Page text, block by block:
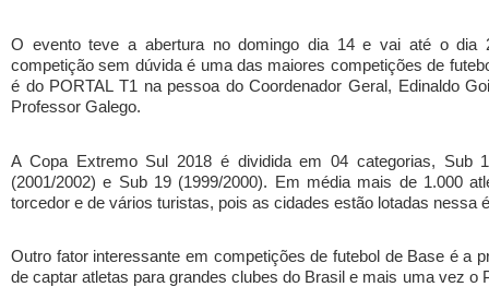
O evento teve a abertura no domingo dia 14 e vai até o dia
competição sem dúvida é uma das maiores competições de
é do PORTAL T1 na pessoa do Coordenador Geral, Edinaldo
Professor Galego.
A Copa Extremo Sul 2018 é dividida em 04 categorias, Sub
(2001/2002) e Sub 19 (1999/2000). Em média mais de 1.000
torcedor e de vários turistas, pois as cidades estão lotadas nessa
Outro fator interessante em competições de futebol de Base é a
de captar atletas para grandes clubes do Brasil e mais uma vez o